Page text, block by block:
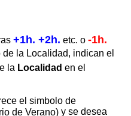
+1h. +2h. etc. o -1h.
la Localidad, indican el
la Localidad en el
el simbolo de
y se desea